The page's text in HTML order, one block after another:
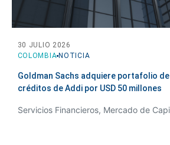
COLOMBIA NOTICIA
30 JULIO 2026
Goldman Sachs adquiere portafolio de
créditos de Addi por USD 50 millones